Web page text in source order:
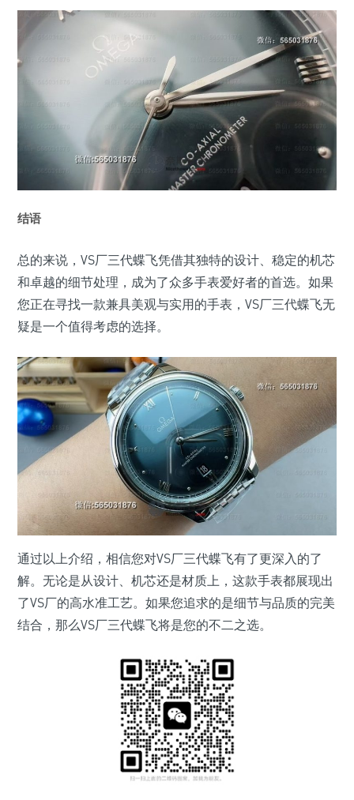
结语
总的来说，VS厂三代蝶飞凭借其独特的设计、稳定的机芯
和卓越的细节处理，成为了众多手表爱好者的首选。如果
您正在寻找一款兼具美观与实用的手表，VS厂三代蝶飞无
疑是一个值得考虑的选择。
通过以上介绍，相信您对VS厂三代蝶飞有了更深入的了
解。无论是从设计、机芯还是材质上，这款手表都展现出
了VS厂的高水准工艺。如果您追求的是细节与品质的完美
结合，那么VS厂三代蝶飞将是您的不二之选。